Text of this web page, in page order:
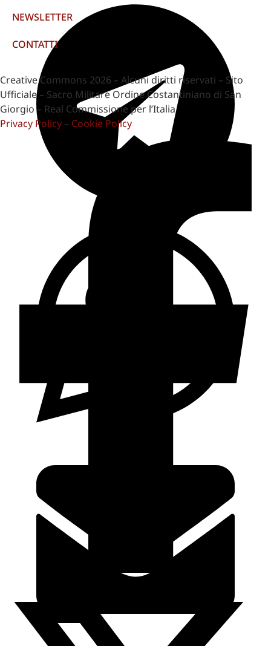
NEWSLETTER
CONTATTI
Creative Commons 2026 – Alcuni diritti riservati – Sito
Ufficiale – Sacro Militare Ordine Costantiniano di San
Giorgio – Real Commissione per l’Italia
Privacy Policy – Cookie Policy